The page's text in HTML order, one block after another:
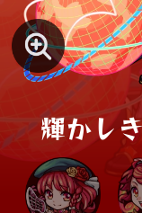
輝かし